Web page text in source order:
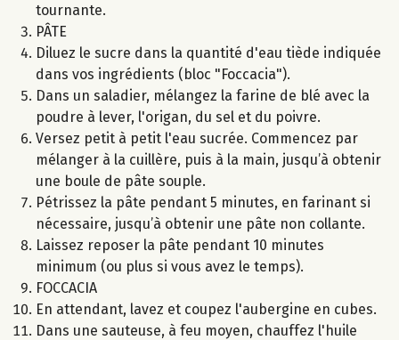
tournante.
PÂTE
Diluez le sucre dans la quantité d'eau tiède indiquée
dans vos ingrédients (bloc "Foccacia").
Dans un saladier, mélangez la farine de blé avec la
poudre à lever, l'origan, du sel et du poivre.
Versez petit à petit l'eau sucrée. Commencez par
mélanger à la cuillère, puis à la main, jusqu’à obtenir
une boule de pâte souple.
Pétrissez la pâte pendant 5 minutes, en farinant si
nécessaire, jusqu’à obtenir une pâte non collante.
Laissez reposer la pâte pendant 10 minutes
minimum (ou plus si vous avez le temps).
FOCCACIA
En attendant, lavez et coupez l'aubergine en cubes.
Dans une sauteuse, à feu moyen, chauffez l'huile